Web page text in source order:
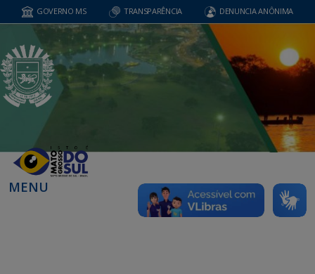
GOVERNO MS TRANSPARÊNCIA DENUNCIA ANÔNIMA
MENU